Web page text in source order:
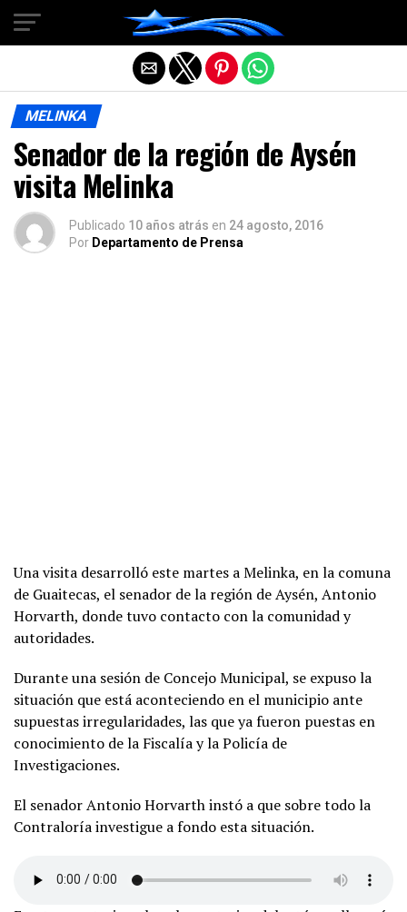
MELINKA
Senador de la región de Aysén
visita Melinka
Publicado 10 años atrás en 24 agosto, 2016
Por Departamento de Prensa
Una visita desarrolló este martes a Melinka, en la comuna
de Guaitecas, el senador de la región de Aysén, Antonio
Horvarth, donde tuvo contacto con la comunidad y
autoridades.
Durante una sesión de Concejo Municipal, se expuso la
situación que está aconteciendo en el municipio ante
supuestas irregularidades, las que ya fueron puestas en
conocimiento de la Fiscalía y la Policía de
Investigaciones.
El senador Antonio Horvarth instó a que sobre todo la
Contraloría investigue a fondo esta situación.
Salir de la versión móvil